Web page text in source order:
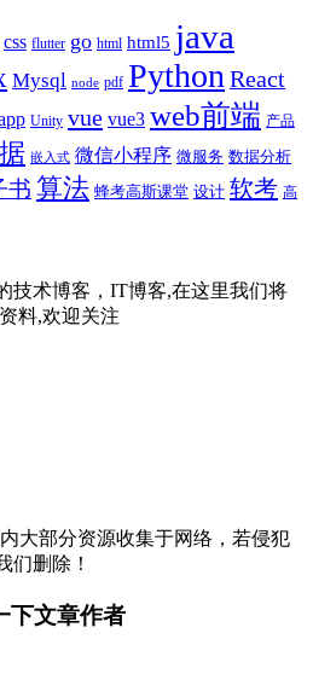
css flutter go html html5 java
Mysql node pdf Python React
Unity vue vue3 web前端 产品
嵌入式 微信小程序 微服务 数据分析
书 算法 蜂考高斯课堂 设计 软考 高
技术博客，IT博客,在这里我们将
料,欢迎关注
大部分资源收集于网络，若侵犯
们删除！
下文章作者